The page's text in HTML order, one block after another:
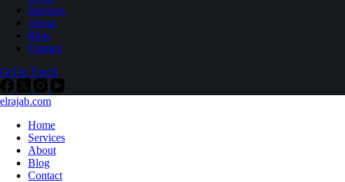
Services
About
Blog
Contact
Get in Touch
elrajab.com
Home
Services
About
Blog
Contact